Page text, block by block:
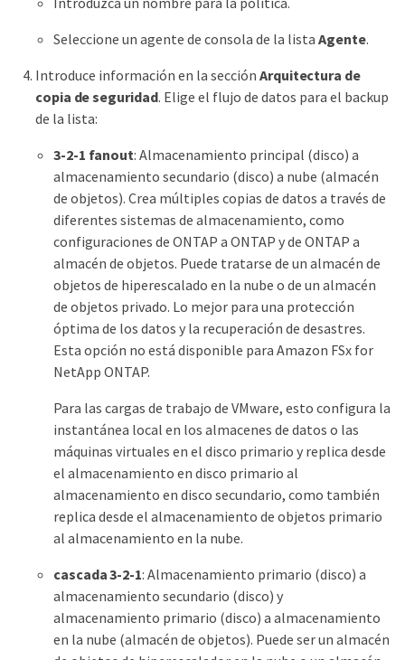
Seleccione un agente de consola de la lista Agente.
Introduce información en la sección Arquitectura de
copia de seguridad. Elige el flujo de datos para el backup
de la lista:
3-2-1 fanout: Almacenamiento principal (disco) a
almacenamiento secundario (disco) a nube (almacén
de objetos). Crea múltiples copias de datos a través de
diferentes sistemas de almacenamiento, como
configuraciones de ONTAP a ONTAP y de ONTAP a
almacén de objetos. Puede tratarse de un almacén de
objetos de hiperescalado en la nube o de un almacén
de objetos privado. Lo mejor para una protección
óptima de los datos y la recuperación de desastres.
Esta opción no está disponible para Amazon FSx for
NetApp ONTAP.
Para las cargas de trabajo de VMware, esto configura la
instantánea local en los almacenes de datos o las
máquinas virtuales en el disco primario y replica desde
el almacenamiento en disco primario al
almacenamiento en disco secundario, como también
replica desde el almacenamiento de objetos primario
al almacenamiento en la nube.
cascada 3-2-1: Almacenamiento primario (disco) a
almacenamiento secundario (disco) y
almacenamiento primario (disco) a almacenamiento
en la nube (almacén de objetos). Puede ser un almacén